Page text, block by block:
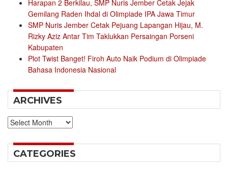
Harapan 2 Berkilau, SMP Nuris Jember Cetak Jejak
Gemilang Raden Ihdal di Olimpiade IPA Jawa Timur
SMP Nuris Jember Cetak Pejuang Lapangan Hijau, M.
Rizky Aziz Antar Tim Taklukkan Persaingan Porseni
Kabupaten
Plot Twist Banget! Firoh Auto Naik Podium di Olimpiade
Bahasa Indonesia Nasional
ARCHIVES
Archives
CATEGORIES